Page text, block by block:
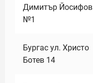
Димитър Йосифов
№1
Бургас ул. Христо
Ботев 14